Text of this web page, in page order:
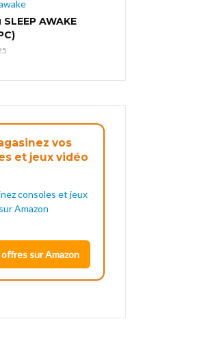
AWAKE
vos
et jeux vidéo
sur Amazon